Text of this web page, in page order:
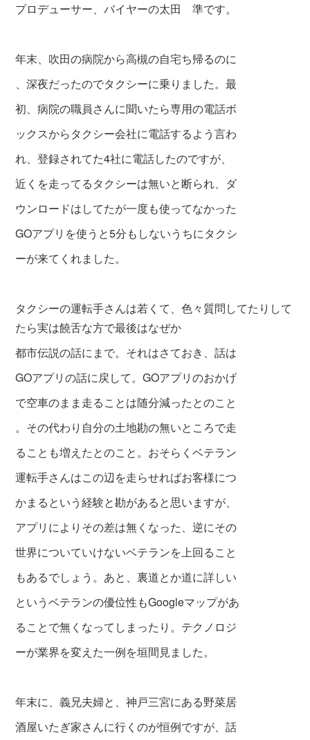
プロデューサー、バイヤーの太田 準です。
年末、吹田の病院から高槻の自宅ち帰るのに
、深夜だったのでタクシーに乗りました。最
初、病院の職員さんに聞いたら専用の電話ボ
ックスからタクシー会社に電話するよう言わ
れ、登録されてた4社に電話したのですが、
近くを走ってるタクシーは無いと断られ、ダ
ウンロードはしてたが一度も使ってなかった
GOアプリを使うと5分もしないうちにタクシ
ーが来てくれました。
タクシーの運転手さんは若くて、色々質問してたりして
たら実は饒舌な方で最後はなぜか
都市伝説の話にまで。それはさておき、話は
GOアプリの話に戻して。GOアプリのおかげ
で空車のまま走ることは随分減ったとのこと
。その代わり自分の土地勘の無いところで走
ることも増えたとのこと。おそらくベテラン
運転手さんはこの辺を走らせればお客様につ
かまるという経験と勘があると思いますが、
アプリによりその差は無くなった、逆にその
世界についていけないベテランを上回ること
もあるでしょう。あと、裏道とか道に詳しい
というベテランの優位性もGoogleマップがあ
ることで無くなってしまったり。テクノロジ
ーが業界を変えた一例を垣間見ました。
年末に、義兄夫婦と、神戸三宮にある野菜居
酒屋いたぎ家さんに行くのが恒例ですが、話